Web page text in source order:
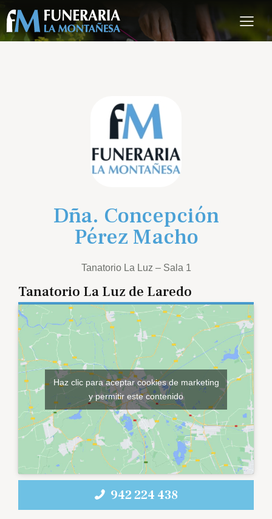
Dña. Concepción
Pérez Macho
Tanatorio La Luz – Sala 1
Tanatorio La Luz de Laredo
Haz clic para aceptar cookies de marketing
y permitir este contenido
942 224 438